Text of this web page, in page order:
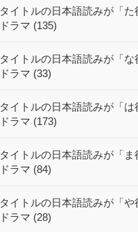
タイトルの日本語読みが「た
ドラマ (135)
タイトルの日本語読みが「な
ドラマ (33)
タイトルの日本語読みが「は
ドラマ (173)
タイトルの日本語読みが「ま
ドラマ (84)
タイトルの日本語読みが「や
ドラマ (28)